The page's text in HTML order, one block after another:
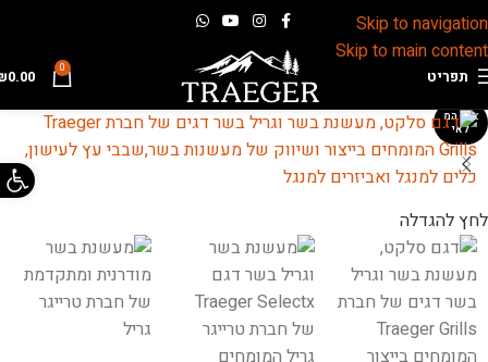
Skip to navigation
Skip to main content
תפריט 0
0.00
אזל המ
לאי
לחץ להגדלה